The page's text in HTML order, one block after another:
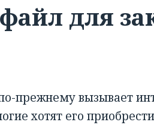
для
прежнему вызывает
хотят его